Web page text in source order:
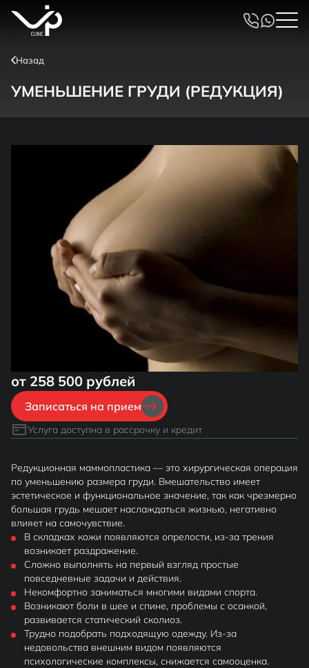
Назад
УМЕНЬШЕНИЕ ГРУДИ (РЕДУКЦИЯ)
от 258 500 рублей
Записаться на прием
Услуга доступна в рассрочку и кредит
Редукционная маммопластика — это хирургическая операция
по уменьшению размера груди. Вмешательство имеет
эстетическое и функциональное значение, так как чрезмерно
большая грудь мешает наслаждаться жизнью, негативно
влияет на самочувствие.
В складках кожи появляются опрелости, из-за трения
возникает раздражение.
Сложно выполнять на первый взгляд простые
повседневные задачи и действия.
Некомфортно заниматься многими видами спорта.
Возникают боли в шее и спине, проблемы с осанкой,
развивается статический сколиоз.
Трудно подобрать подходящую одежду. Из-за
недовольства внешним видом появляются
психологические комплексы, снижается самооценка.